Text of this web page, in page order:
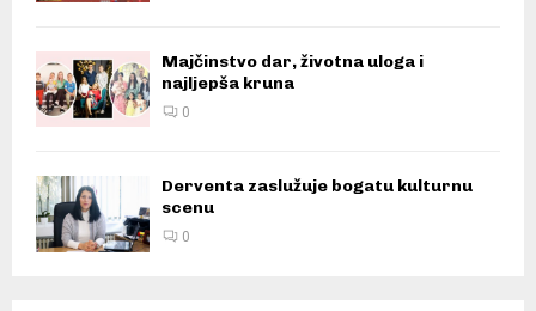
Majčinstvo dar, životna uloga i
najljepša kruna
0
Derventa zaslužuje bogatu kulturnu
scenu
0